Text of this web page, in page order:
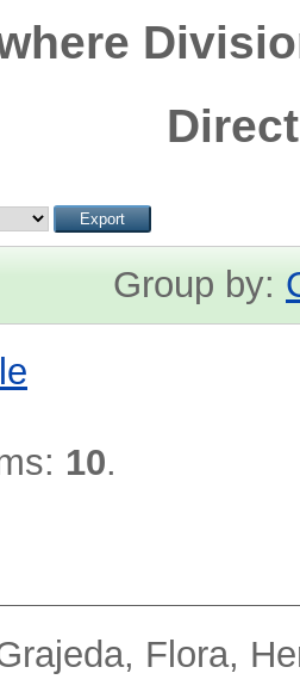
Group by:
10.
Flora,